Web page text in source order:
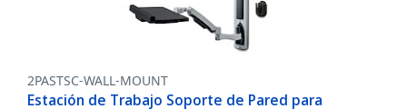
2PASTSC-WALL-MOUNT
Estación de Trabajo Soporte de Pared para